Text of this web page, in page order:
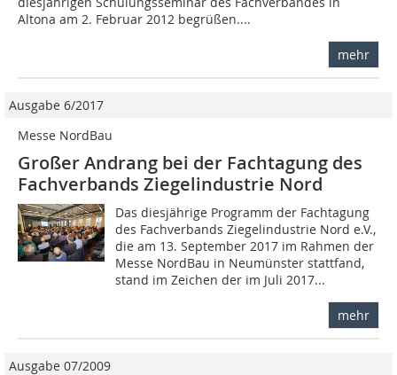
Altona am 2. Februar 2012 begrüßen....
mehr
Ausgabe 6/2017
Messe NordBau
Großer Andrang bei der Fachtagung des
Fachverbands Ziegelindustrie Nord
Das diesjährige Programm der Fachtagung
des Fachverbands Ziegelindustrie Nord e.V.,
die am 13. September 2017 im Rahmen der
Messe NordBau in Neumünster stattfand,
stand im Zeichen der im Juli 2017...
mehr
Ausgabe 07/2009